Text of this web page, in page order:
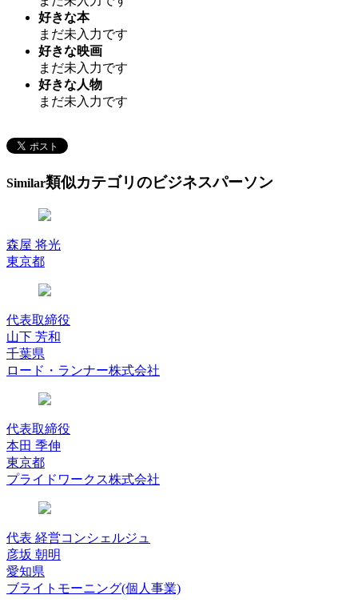
好きな本
まだ未入力です
好きな映画
まだ未入力です
好きな人物
まだ未入力です
Similar類似カテゴリのビジネスパーソン
森屋 将光
東京都
代表取締役
山下 芳和
千葉県
ロード・ランナー株式会社
代表取締役
本田 季伸
東京都
プライドワークス株式会社
代表 経営コンシェルジュ
彦坂 朝明
愛知県
ブライトモーニング(個人事業)